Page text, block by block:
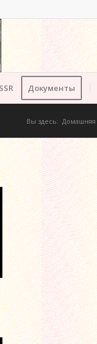
Документы
Вы здесь: Домашняя